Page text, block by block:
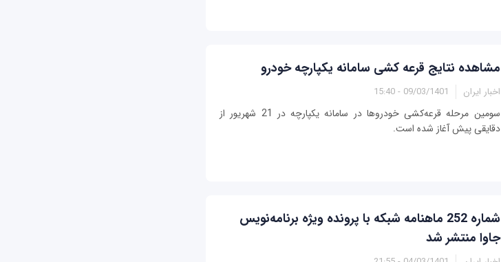
مشاهده نتایج قرعه کشی سامانه یکپارچه خودرو
اخبار ایران 09/03/1401 - 15:40
سومین مرحله قرعه‌کشی خودروها در سامانه یکپارچه در 21 شهریور از
دقایقی پیش آغاز شده است.
شماره 252 ماهنامه شبکه با پرونده ویژه برنامه‌نویس
جاوا منتشر شد